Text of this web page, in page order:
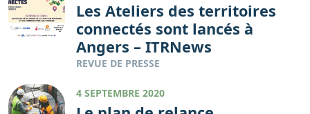
Les Ateliers des territoires
connectés sont lancés à
Angers – ITRNews
REVUE DE PRESSE
4 SEPTEMBRE 2020